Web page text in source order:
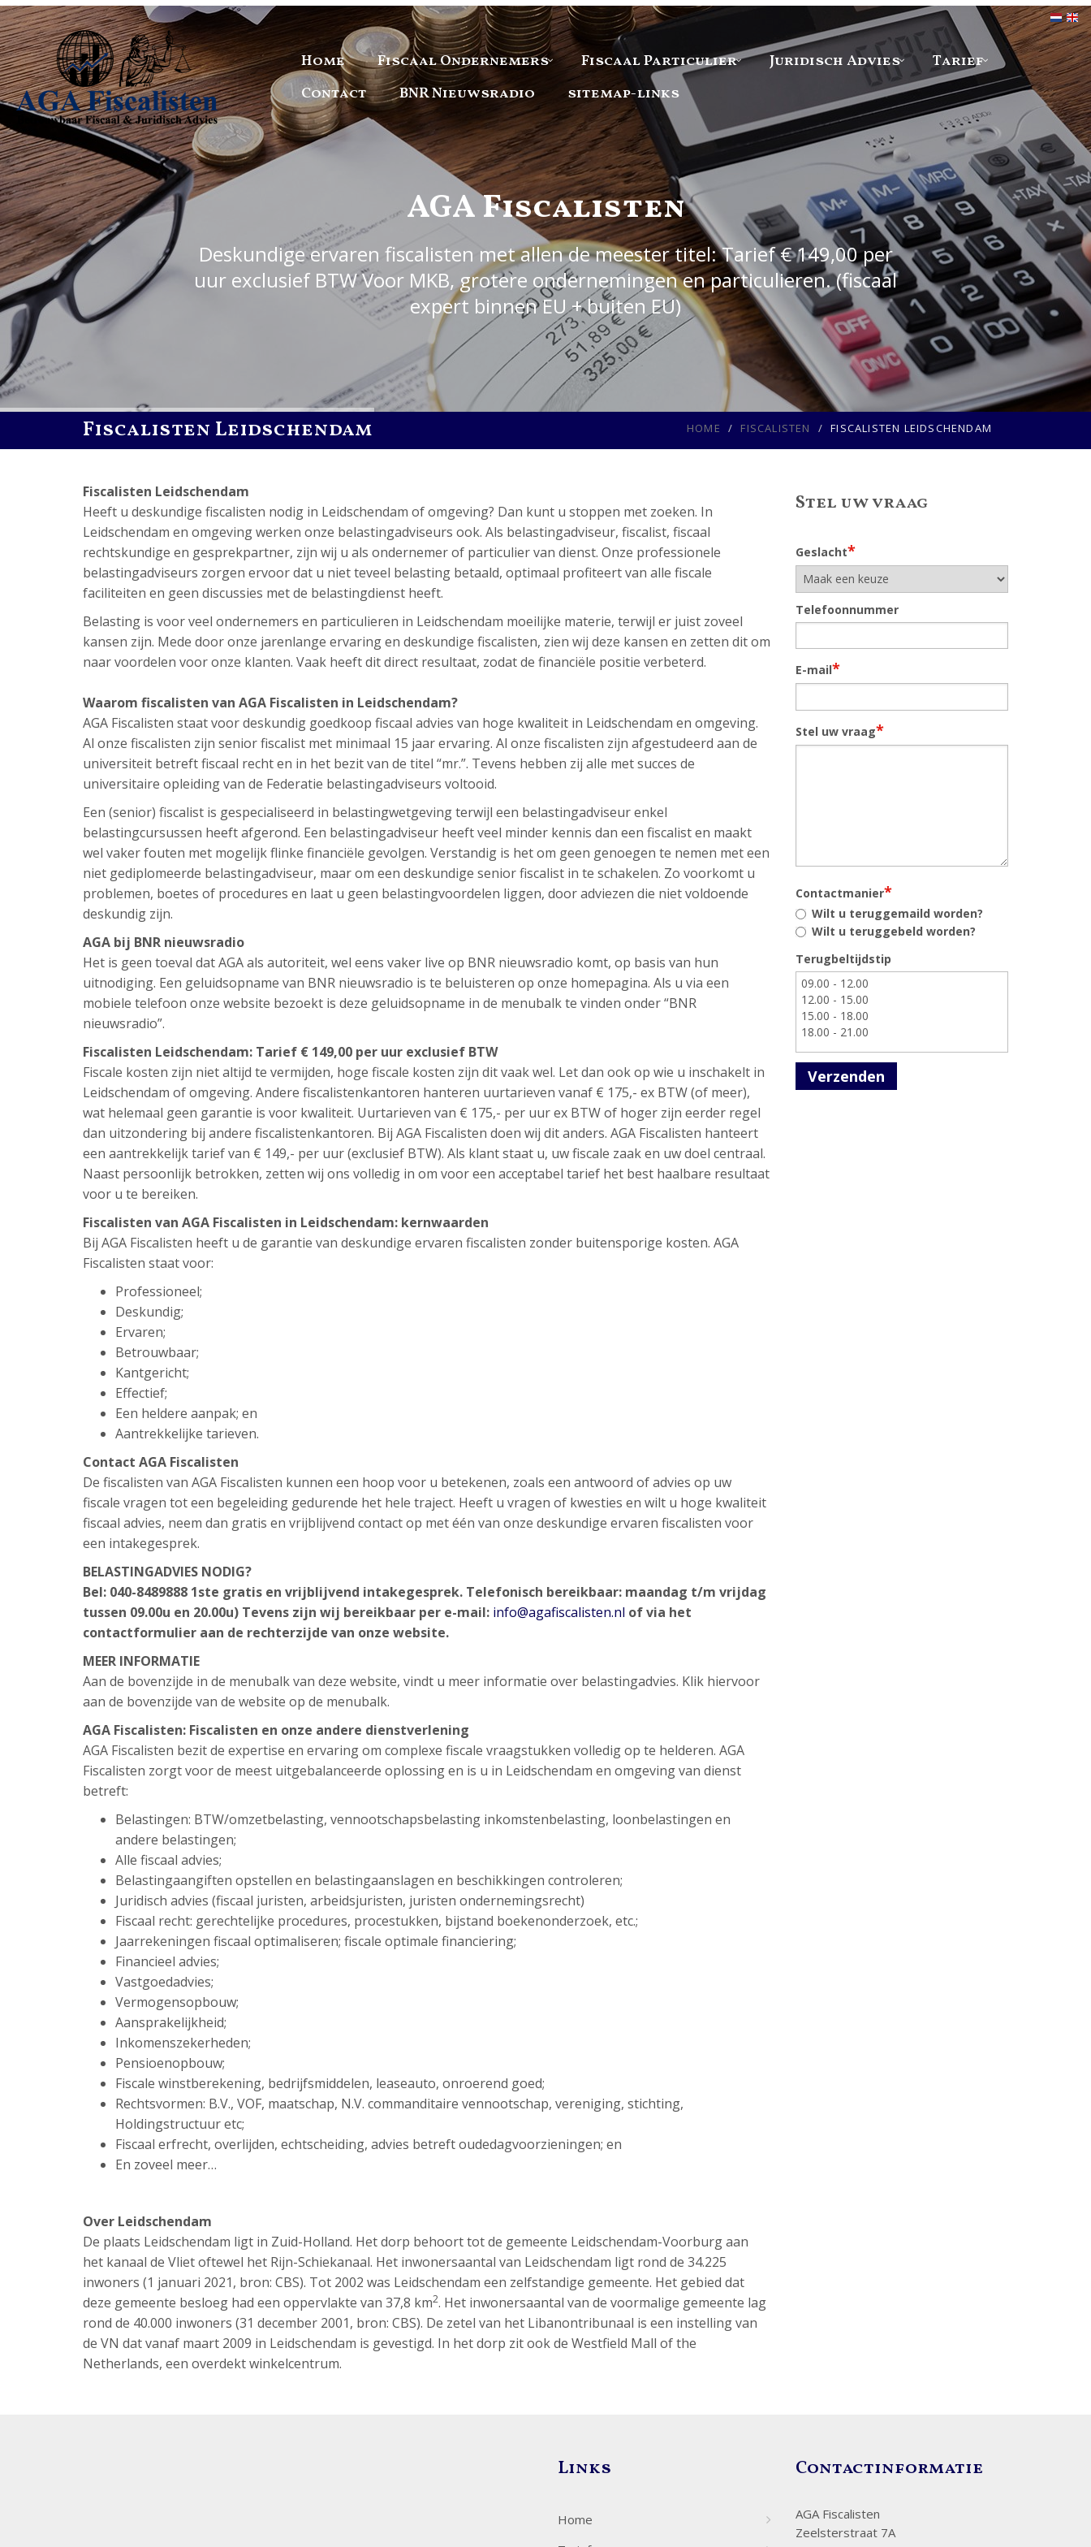
Home Fiscaal Ondernemers Fiscaal Particulier Juridisch Advies
Tarief
Contact
BNR Nieuwsradio sitemap-links
AGA Fiscalisten
Deskundige ervaren fiscalisten met allen de meester titel: Tarief € 149,00 per
uur exclusief BTW Voor MKB, grotere ondernemingen en particulieren. (fiscaal
expert binnen EU + buiten EU)
Fiscalisten Leidschendam HOME FISCALISTEN FISCALISTEN LEIDSCHENDAM
Fiscalisten Leidschendam
Heeft u deskundige fiscalisten nodig in Leidschendam of omgeving? Dan kunt u stoppen met zoeken. In
Leidschendam en omgeving werken onze belastingadviseurs ook. Als belastingadviseur, fiscalist, fiscaal
rechtskundige en gesprekpartner, zijn wij u als ondernemer of particulier van dienst. Onze professionele
belastingadviseurs zorgen ervoor dat u niet teveel belasting betaald, optimaal profiteert van alle fiscale
faciliteiten en geen discussies met de belastingdienst heeft.
Belasting is voor veel ondernemers en particulieren in Leidschendam moeilijke materie, terwijl er juist zoveel
kansen zijn. Mede door onze jarenlange ervaring en deskundige fiscalisten, zien wij deze kansen en zetten dit om
naar voordelen voor onze klanten. Vaak heeft dit direct resultaat, zodat de financiële positie verbeterd.
Waarom fiscalisten van AGA Fiscalisten in Leidschendam?
AGA Fiscalisten staat voor deskundig goedkoop fiscaal advies van hoge kwaliteit in Leidschendam en omgeving.
Al onze fiscalisten zijn senior fiscalist met minimaal 15 jaar ervaring. Al onze fiscalisten zijn afgestudeerd aan de
universiteit betreft fiscaal recht en in het bezit van de titel “mr.”. Tevens hebben zij alle met succes de
universitaire opleiding van de Federatie belastingadviseurs voltooid.
Een (senior) fiscalist is gespecialiseerd in belastingwetgeving terwijl een belastingadviseur enkel
belastingcursussen heeft afgerond. Een belastingadviseur heeft veel minder kennis dan een fiscalist en maakt
wel vaker fouten met mogelijk flinke financiële gevolgen. Verstandig is het om geen genoegen te nemen met een
niet gediplomeerde belastingadviseur, maar om een deskundige senior fiscalist in te schakelen. Zo voorkomt u
problemen, boetes of procedures en laat u geen belastingvoordelen liggen, door adviezen die niet voldoende
deskundig zijn.
AGA bij BNR nieuwsradio
Het is geen toeval dat AGA als autoriteit, wel eens vaker live op BNR nieuwsradio komt, op basis van hun
uitnodiging. Een geluidsopname van BNR nieuwsradio is te beluisteren op onze homepagina. Als u via een
mobiele telefoon onze website bezoekt is deze geluidsopname in de menubalk te vinden onder “BNR
nieuwsradio”.
Fiscalisten Leidschendam: Tarief € 149,00 per uur exclusief BTW
Fiscale kosten zijn niet altijd te vermijden, hoge fiscale kosten zijn dit vaak wel. Let dan ook op wie u inschakelt in
Leidschendam of omgeving. Andere fiscalistenkantoren hanteren uurtarieven vanaf € 175,- ex BTW (of meer),
wat helemaal geen garantie is voor kwaliteit. Uurtarieven van € 175,- per uur ex BTW of hoger zijn eerder regel
dan uitzondering bij andere fiscalistenkantoren. Bij AGA Fiscalisten doen wij dit anders. AGA Fiscalisten hanteert
een aantrekkelijk tarief van € 149,- per uur (exclusief BTW). Als klant staat u, uw fiscale zaak en uw doel centraal.
Naast persoonlijk betrokken, zetten wij ons volledig in om voor een acceptabel tarief het best haalbare resultaat
voor u te bereiken.
Fiscalisten van AGA Fiscalisten in Leidschendam: kernwaarden
Bij AGA Fiscalisten heeft u de garantie van deskundige ervaren fiscalisten zonder buitensporige kosten. AGA
Fiscalisten staat voor:
Professioneel;
Deskundig;
Ervaren;
Betrouwbaar;
Kantgericht;
Effectief;
Een heldere aanpak; en
Aantrekkelijke tarieven.
Contact AGA Fiscalisten
De fiscalisten van AGA Fiscalisten kunnen een hoop voor u betekenen, zoals een antwoord of advies op uw
fiscale vragen tot een begeleiding gedurende het hele traject. Heeft u vragen of kwesties en wilt u hoge kwaliteit
fiscaal advies, neem dan gratis en vrijblijvend contact op met één van onze deskundige ervaren fiscalisten voor
een intakegesprek.
BELASTINGADVIES NODIG?
Bel: 040-8489888 1ste gratis en vrijblijvend intakegesprek. Telefonisch bereikbaar: maandag t/m vrijdag
tussen 09.00u en 20.00u) Tevens zijn wij bereikbaar per e-mail: info@agafiscalisten.nl of via het
contactformulier aan de rechterzijde van onze website.
MEER INFORMATIE
Aan de bovenzijde in de menubalk van deze website, vindt u meer informatie over belastingadvies. Klik hiervoor
aan de bovenzijde van de website op de menubalk.
AGA Fiscalisten: Fiscalisten en onze andere dienstverlening
AGA Fiscalisten bezit de expertise en ervaring om complexe fiscale vraagstukken volledig op te helderen. AGA
Fiscalisten zorgt voor de meest uitgebalanceerde oplossing en is u in Leidschendam en omgeving van dienst
betreft:
Belastingen: BTW/omzetbelasting, vennootschapsbelasting inkomstenbelasting, loonbelastingen en
andere belastingen;
Alle fiscaal advies;
Belastingaangiften opstellen en belastingaanslagen en beschikkingen controleren;
Juridisch advies (fiscaal juristen, arbeidsjuristen, juristen ondernemingsrecht)
Fiscaal recht: gerechtelijke procedures, procestukken, bijstand boekenonderzoek, etc.;
Jaarrekeningen fiscaal optimaliseren; fiscale optimale financiering;
Financieel advies;
Vastgoedadvies;
Vermogensopbouw;
Aansprakelijkheid;
Inkomenszekerheden;
Pensioenopbouw;
Fiscale winstberekening, bedrijfsmiddelen, leaseauto, onroerend goed;
Rechtsvormen: B.V., VOF, maatschap, N.V. commanditaire vennootschap, vereniging, stichting,
Holdingstructuur etc;
Fiscaal erfrecht, overlijden, echtscheiding, advies betreft oudedagvoorzieningen; en
En zoveel meer…
Over Leidschendam
De plaats Leidschendam ligt in Zuid-Holland. Het dorp behoort tot de gemeente Leidschendam-Voorburg aan
het kanaal de Vliet oftewel het Rijn-Schiekanaal. Het inwonersaantal van Leidschendam ligt rond de 34.225
inwoners (1 januari 2021, bron: CBS). Tot 2002 was Leidschendam een zelfstandige gemeente. Het gebied dat
deze gemeente besloeg had een oppervlakte van 37,8 km2. Het inwonersaantal van de voormalige gemeente lag
rond de 40.000 inwoners (31 december 2001, bron: CBS). De zetel van het Libanontribunaal is een instelling van
de VN dat vanaf maart 2009 in Leidschendam is gevestigd. In het dorp zit ook de Westfield Mall of the
Netherlands, een overdekt winkelcentrum.
Stel uw vraag
Geslacht*
Telefoonnummer
E-mail*
Stel uw vraag*
Contactmanier*
Wilt u teruggemaild worden?
Wilt u teruggebeld worden?
Terugbeltijdstip
Verzenden
Links
Home
Contactinformatie
AGA Fiscalisten
Zeelsterstraat 7A